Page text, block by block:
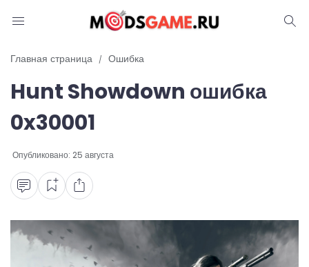
Блог
Читы и коды
Промокоды
Ошибки
Руководства
Roblox
Главная страница Ошибка
Hunt Showdown ошибка
0x30001
Опубликовано: 25 августа